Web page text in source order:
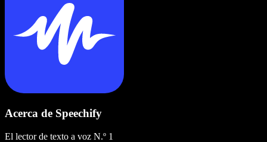
Acerca de Speechify
El lector de texto a voz N.º 1